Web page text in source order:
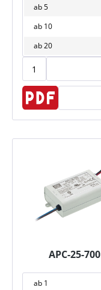
ab5
ab 10
ab20
APC-25-700
ab 1